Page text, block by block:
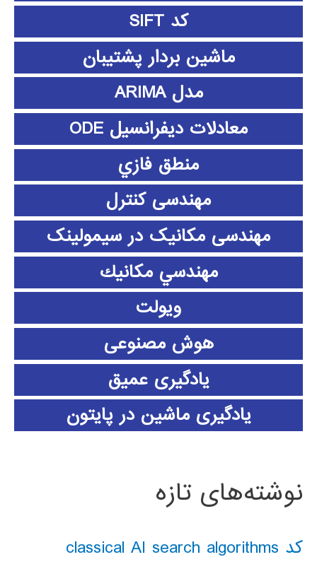
کد SIFT
ماشین بردار پشتیبان
مدل ARIMA
معادلات دیفرانسیل ODE
منطق فازي
مهندسی کنترل
مهندسی مکانیک در سیمولینک
مهندسي مكانيك
ویولت
هوش مصنوعی
یادگیری عمیق
یادگیری ماشین در پایتون
نوشته‌های تازه
کد classical AI search algorithms